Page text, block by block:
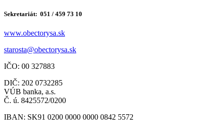
Sekretariát: 051 / 459 73 10
www.obectorysa.sk
starosta@obectorysa.sk
IČO: 00 327883
DIČ: 202 0732285
VÚB banka, a.s.
Č. ú. 8425572/0200
IBAN: SK91 0200 0000 0000 0842 5572